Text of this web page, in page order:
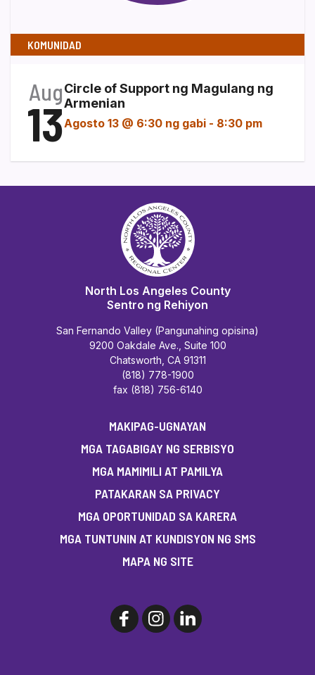
KOMUNIDAD
Aug
13
Circle of Support ng Magulang ng
Armenian
Agosto 13 @ 6:30 ng gabi - 8:30 pm
North Los Angeles County
Sentro ng Rehiyon
San Fernando Valley (Pangunahing opisina)
9200 Oakdale Ave., Suite 100
Chatsworth, CA 91311
(818) 778-1900
fax (818) 756-6140
MAKIPAG-UGNAYAN
MGA TAGABIGAY NG SERBISYO
MGA MAMIMILI AT PAMILYA
PATAKARAN SA PRIVACY
MGA OPORTUNIDAD SA KARERA
MGA TUNTUNIN AT KUNDISYON NG SMS
MAPA NG SITE